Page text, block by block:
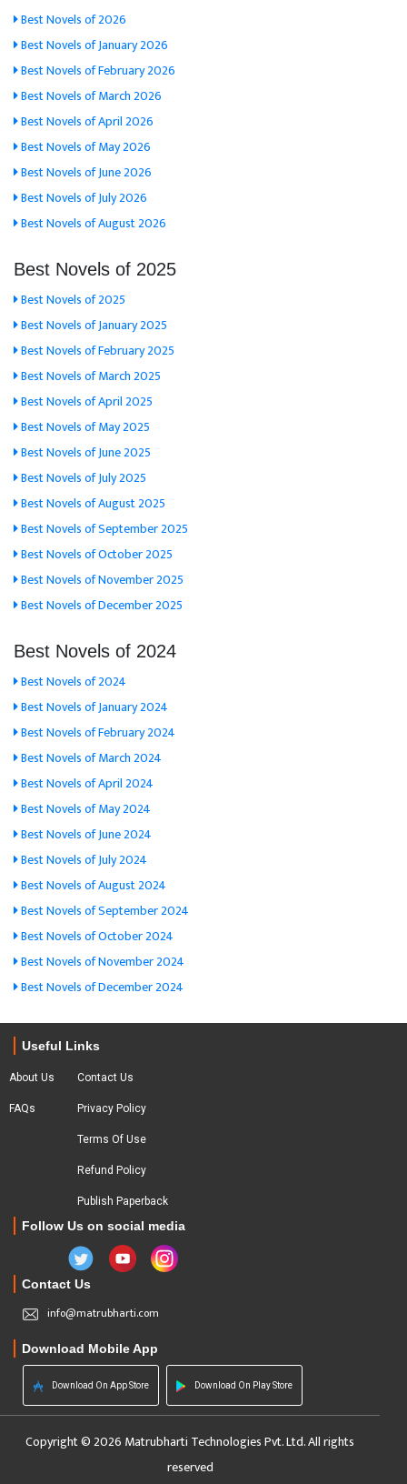
Best Novels of 2026
Best Novels of January 2026
Best Novels of February 2026
Best Novels of March 2026
Best Novels of April 2026
Best Novels of May 2026
Best Novels of June 2026
Best Novels of July 2026
Best Novels of August 2026
Best Novels of 2025
Best Novels of 2025
Best Novels of January 2025
Best Novels of February 2025
Best Novels of March 2025
Best Novels of April 2025
Best Novels of May 2025
Best Novels of June 2025
Best Novels of July 2025
Best Novels of August 2025
Best Novels of September 2025
Best Novels of October 2025
Best Novels of November 2025
Best Novels of December 2025
Best Novels of 2024
Best Novels of 2024
Best Novels of January 2024
Best Novels of February 2024
Best Novels of March 2024
Best Novels of April 2024
Best Novels of May 2024
Best Novels of June 2024
Best Novels of July 2024
Best Novels of August 2024
Best Novels of September 2024
Best Novels of October 2024
Best Novels of November 2024
Best Novels of December 2024
Useful Links
About Us
FAQs
Contact Us
Privacy Policy
Terms Of Use
Refund Policy
Publish Paperback
Follow Us on social media
Contact Us
info@matrubharti.com
Download Mobile App
Download On App Store Download On Play Store
Copyright © 2026 Matrubharti Technologies Pvt. Ltd. All rights
reserved